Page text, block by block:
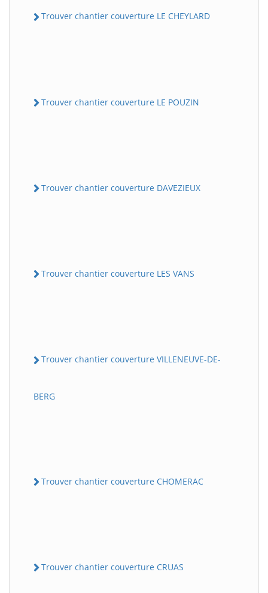
Trouver chantier couverture LE CHEYLARD
Trouver chantier couverture LE POUZIN
Trouver chantier couverture DAVEZIEUX
Trouver chantier couverture LES VANS
Trouver chantier couverture VILLENEUVE-DE-
BERG
Trouver chantier couverture CHOMERAC
Trouver chantier couverture CRUAS